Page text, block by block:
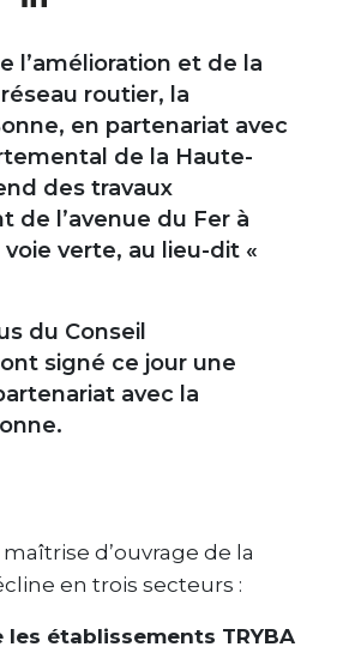
l’amélioration et de la
routier, la
en partenariat avec
de la Haute-
des travaux
de l’avenue du Fer à
voie verte, au lieu-dit «
du Conseil
signé ce jour une
avec la
d’ouvrage de la
en trois secteurs :
les établissements TRYBA